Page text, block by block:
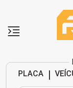
PLACA
|